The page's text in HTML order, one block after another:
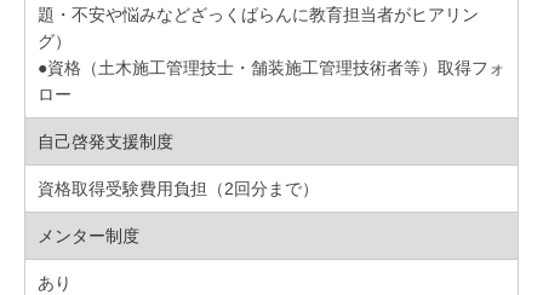
題・不安や悩みなどざっくばらんに教育担当者がヒアリン
グ）
●資格（土木施工管理技士・舗装施工管理技術者等）取得フォ
ロー
自己啓発支援制度
資格取得受験費用負担（2回分まで）
メンター制度
あり